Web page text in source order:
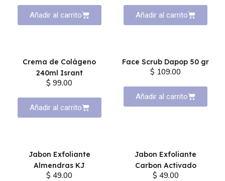
Añadir al carrito Añadir al carrito
Crema de Colágeno
240ml Isrant
$ 99.00
Añadir al carrito
Face Scrub Dapop 50 gr
$ 109.00
Añadir al carrito
Jabon Exfoliante
Almendras KJ
$ 49.00
Jabon Exfoliante
Carbon Activado
$ 49.00